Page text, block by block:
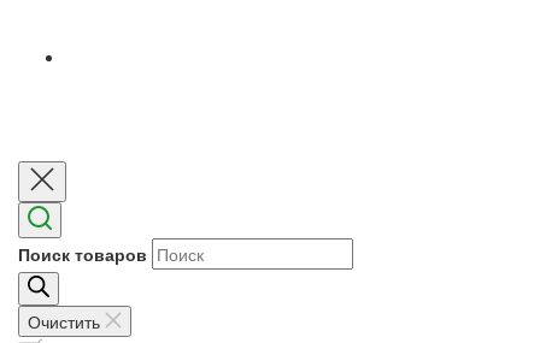
Поиск товаров
Очистить